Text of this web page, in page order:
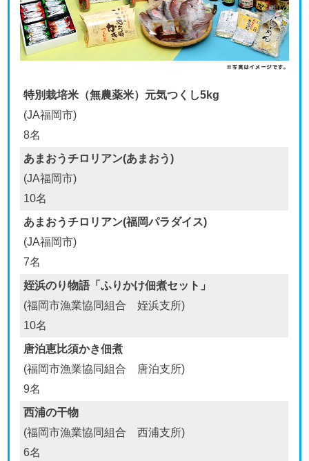
特別栽培⽶（無農薬⽶）元気つくし5kg
(JA福岡市)
8名
あまおうチロリアン(あまおう)
(JA福岡市)
10名
あまおうチロリアン(福岡パラダイス)
(JA福岡市)
7名
姪浜のり物語「ふりかけ佃煮セット」
(福岡市漁業協同組合 姪浜支所)
10名
唐泊恵比須かき佃煮
(福岡市漁業協同組合 唐泊支所)
9名
西浦の干物
(福岡市漁業協同組合 西浦支所)
6名